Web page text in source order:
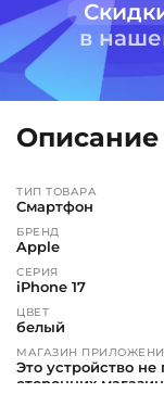
в
Описание
ТИП ТОВАРА
Смартфон
БРЕНД
Apple
СЕРИЯ
iPhone 17
ЦВЕТ
белый
МАГАЗИН
Это устройство
сторонних